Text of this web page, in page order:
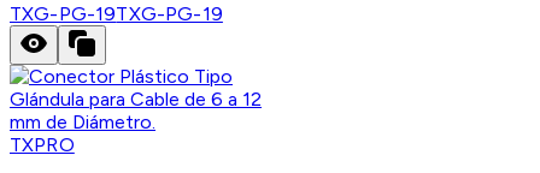
TXG-PG-19TXG-PG-19
TXPRO